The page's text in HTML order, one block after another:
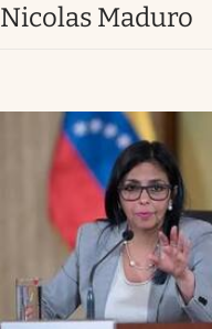
Curiosidades
Nicolas Maduro